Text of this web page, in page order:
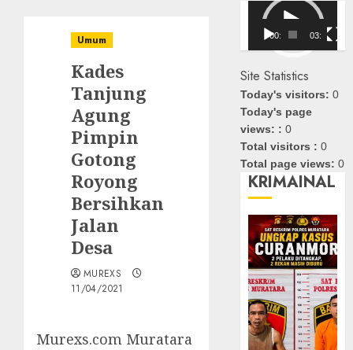
Umum
Kades
Tanjung
Agung
Pimpin
Gotong
Royong
Bersihkan
Jalan
Desa
MUREXS
11/04/2021
Murexs.com Muratara
Pemutar
Video
00:00 03:08
Site Statistics
Today's visitors:0
Today's page
views: :0
Total visitors :0
Total page views:0
KRIMAINAL